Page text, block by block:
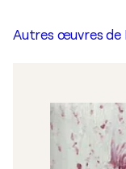
Autres œuvres de